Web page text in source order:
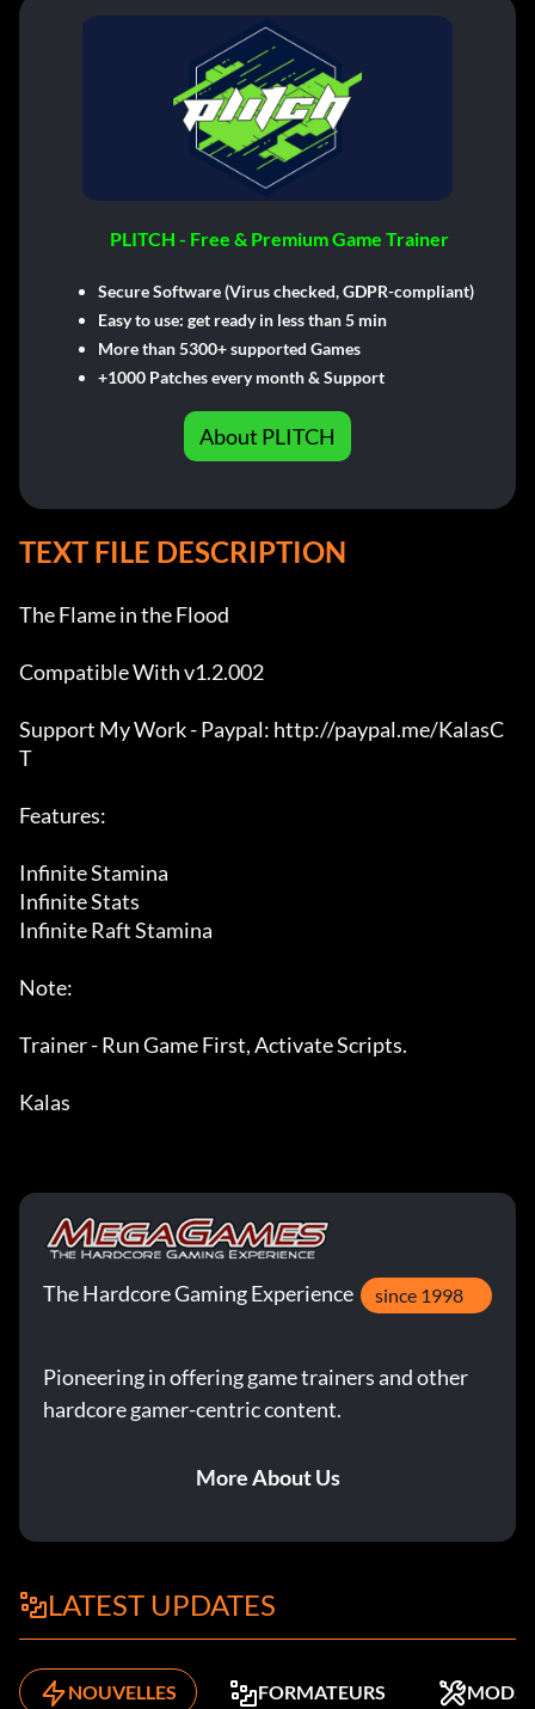
PLITCH - Free & Premium Game Trainer
Secure Software (Virus checked, GDPR-compliant)
Easy to use: get ready in less than 5 min
More than 5300+ supported Games
+1000 Patches every month & Support
About PLITCH
TEXT FILE DESCRIPTION
The Flame in the Flood
Compatible With v1.2.002
Support My Work - Paypal: http://paypal.me/KalasC
T
Features:
Infinite Stamina
Infinite Stats
Infinite Raft Stamina
Note:
Trainer - Run Game First, Activate Scripts.
Kalas
The Hardcore Gaming Experience since 1998
Pioneering in offering game trainers and other
hardcore gamer-centric content.
More About Us
LATEST UPDATES
NOUVELLES FORMATEURS MODS